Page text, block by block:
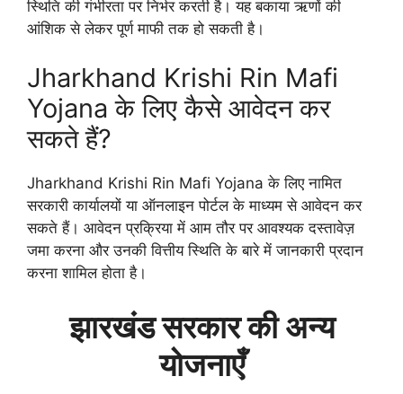
स्थिति की गंभीरता पर निर्भर करती है। यह बकाया ऋणों की
आंशिक से लेकर पूर्ण माफी तक हो सकती है।
Jharkhand Krishi Rin Mafi
Yojana के लिए कैसे आवेदन कर
सकते हैं?
Jharkhand Krishi Rin Mafi Yojana के लिए नामित
सरकारी कार्यालयों या ऑनलाइन पोर्टल के माध्यम से आवेदन कर
सकते हैं। आवेदन प्रक्रिया में आम तौर पर आवश्यक दस्तावेज़
जमा करना और उनकी वित्तीय स्थिति के बारे में जानकारी प्रदान
करना शामिल होता है।
झारखंड सरकार की अन्य
योजनाएँ